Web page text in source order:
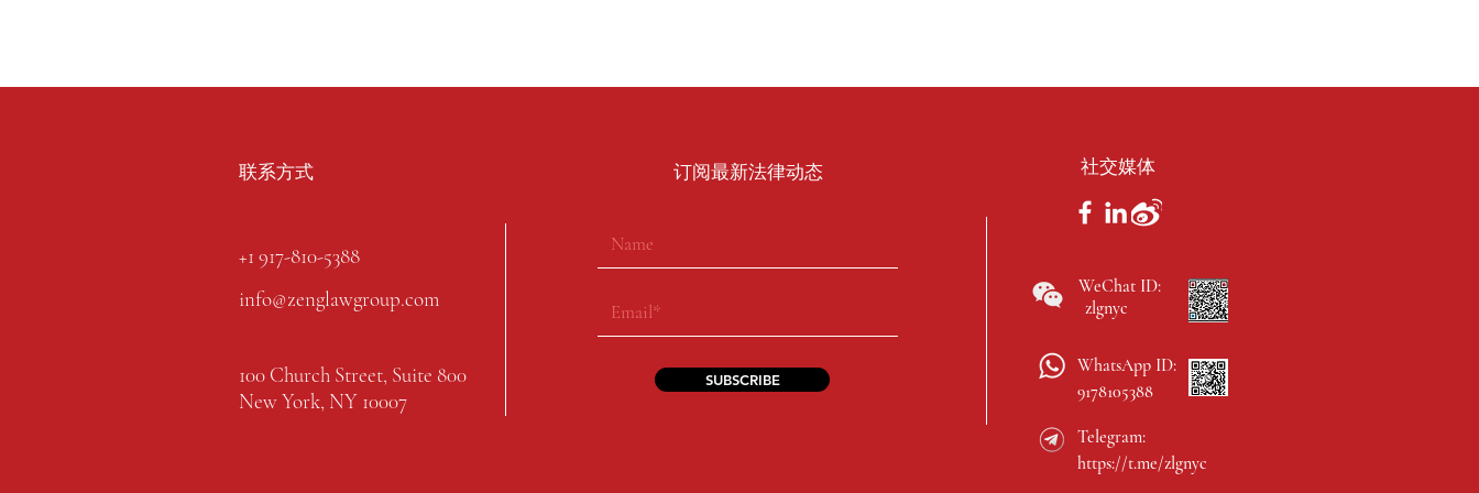
联系方式 ​订阅最新法律动态 社交媒体
+1 917-810-5388
info@zenglawgroup.com
100 Church Street, Suite 800
New York, NY 10007
SUBSCRIBE
WeChat ID:
zlgnyc
WhatsApp ID:
9178105388
Telegram:
https://t.me/zlgnyc